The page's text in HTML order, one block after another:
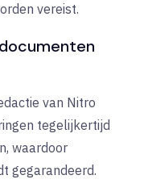
vereist.
van Nitro
tegelijkertijd
waardoor
gegarandeerd.